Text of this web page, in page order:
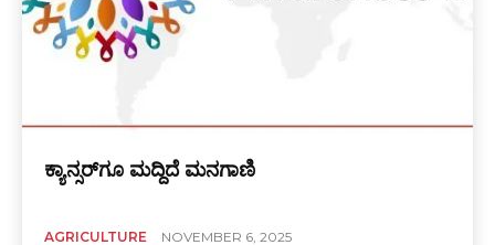
ಕ್ಯಾನ್ಸರ್‌ಗೂ ಮದ್ದಿದೆ ಮನಗಾಣಿ
AGRICULTURE NOVEMBER 6, 2025